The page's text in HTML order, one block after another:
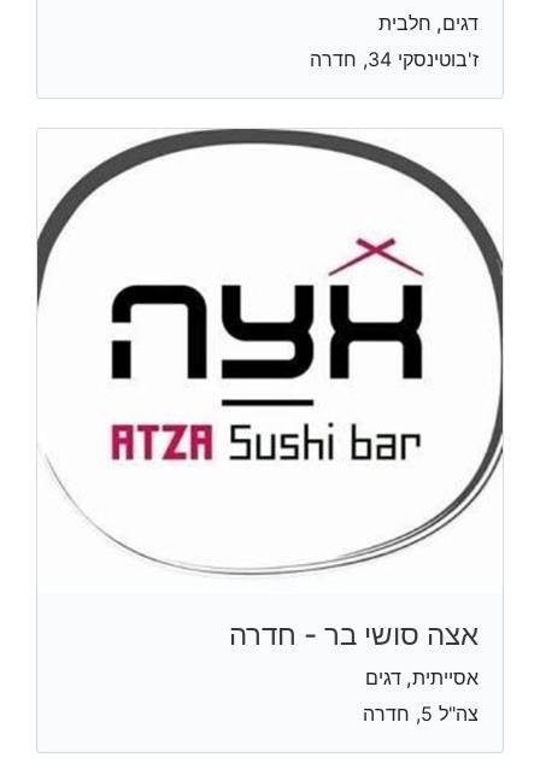
דגים, חלבית
ז'בוטינסקי 34, חדרה
אצה סושי בר - חדרה
אסייתית, דגים
צה"ל 5, חדרה